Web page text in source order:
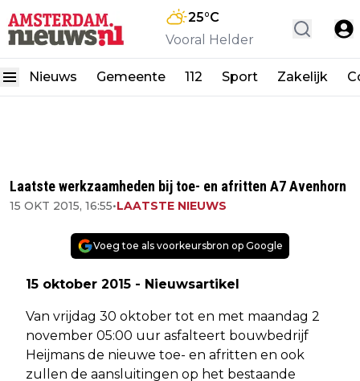
25°C
Vooral Helder
Nieuws Gemeente 112 Sport Zakelijk
Laatste werkzaamheden bij toe- en afritten A7 Avenhorn
15 OKT 2015, 16:55•LAATSTE NIEUWS
Voeg toe als voorkeursbron op Google
15 oktober 2015 - Nieuwsartikel
Van vrijdag 30 oktober tot en met maandag 2
november 05:00 uur asfalteert bouwbedrijf
Heijmans de nieuwe toe- en afritten en ook
zullen de aansluitingen op het bestaande